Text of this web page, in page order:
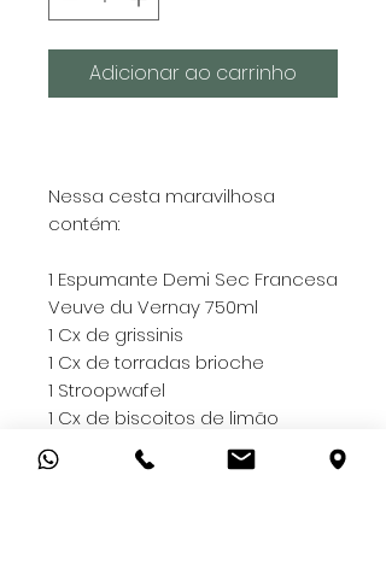
Adicionar ao carrinho
Nessa cesta maravilhosa
contém:
1 Espumante Demi Sec Francesa
Veuve du Vernay 750ml
1 Cx de grissinis
1 Cx de torradas brioche
1 Stroopwafel
1 Cx de biscoitos de limão
siciliano
1 Barra de chocolate da Mukli